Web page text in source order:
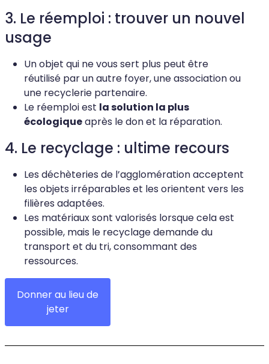
3. Le réemploi : trouver un nouvel
usage
Un objet qui ne vous sert plus peut être
réutilisé par un autre foyer, une association ou
une recyclerie partenaire.
Le réemploi est la solution la plus
écologiqueaprès le don et la réparation.
4. Le recyclage : ultime recours
Les déchèteries de l’agglomération acceptent
les objets irréparables et les orientent vers les
filières adaptées.
Les matériaux sont valorisés lorsque cela est
possible, mais le recyclage demande du
transport et du tri, consommant des
ressources.
Donner au lieu de
jeter